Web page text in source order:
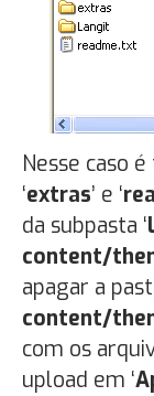
Nesse caso
‘extras’ e ‘
da subpasta ‘
content/
apagar a
content/
com os
upload em ‘